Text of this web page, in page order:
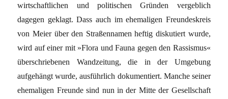
wirtschaftlichen und politischen Gründen vergeblich
dagegen geklagt. Dass auch im ehemaligen Freundeskreis
von Meier über den Straßennamen heftig diskutiert wurde,
wird auf einer mit »Flora und Fauna gegen den Rassismus«
überschriebenen Wandzeitung, die in der Umgebung
aufgehängt wurde, ausführlich dokumentiert. Manche seiner
ehemaligen Freunde sind nun in der Mitte der Gesellschaft